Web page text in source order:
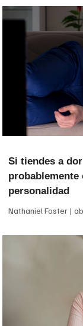
Si tiendes a
probablemente
personalidad
Nathaniel Foster